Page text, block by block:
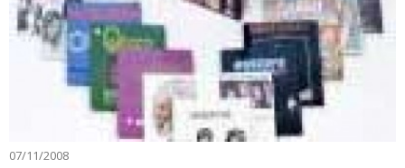
07/11/2008